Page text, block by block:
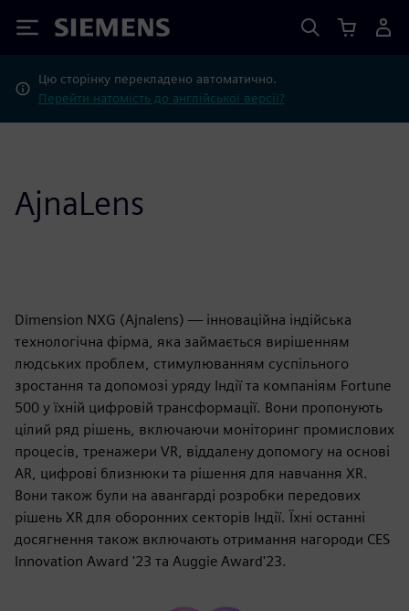
Siemens
Цю сторінку перекладено автоматично.
Перейти натомість до англійської версії?
AjnaLens
Dimension NXG (Ajnalens) — інноваційна індійська
технологічна фірма, яка займається вирішенням
людських проблем, стимулюванням суспільного
зростання та допомозі уряду Індії та компаніям Fortune
500 у їхній цифровій трансформації. Вони пропонують
цілий ряд рішень, включаючи моніторинг промислових
процесів, тренажери VR, віддалену допомогу на основі
AR, цифрові близнюки та рішення для навчання XR.
Вони також були на авангарді розробки передових
рішень XR для оборонних секторів Індії. Їхні останні
досягнення також включають отримання нагороди CES
Innovation Award '23 та Auggie Award'23.